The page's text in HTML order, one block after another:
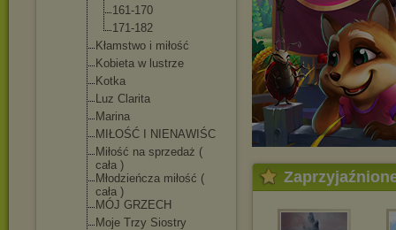
161-170
171-182
Kłamstwo i miłość
Kobieta w lustrze
Kotka
Luz Clarita
Marina
MIŁOŚĆ I NIENAWIŚC
Miłość na sprzedaż (
cała )
Młodzieńcza miłość (
cała )
MÓJ GRZECH
Moje Trzy Siostry